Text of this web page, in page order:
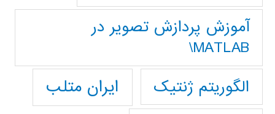
آموزش پردازش تصوير در
MATLAB\
الگوریتم ژنتیک
ایران متلب